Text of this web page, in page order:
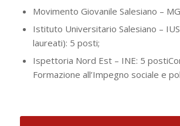
Movimento Giovanile Salesiano –
Istituto Universitario Salesiano –
laureati): 5 posti;
Ispettoria Nord Est – INE: 5
Formazione all’Impegno sociale e